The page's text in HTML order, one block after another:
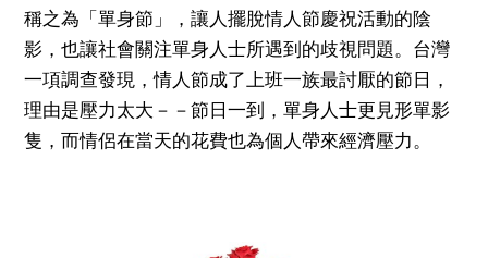
稱之為「單身節」，讓人擺脫情人節慶祝活動的陰
影，也讓社會關注單身人士所遇到的歧視問題。台灣
一項調查發現，情人節成了上班一族最討厭的節日，
理由是壓力太大－－節日一到，單身人士更見形單影
隻，而情侶在當天的花費也為個人帶來經濟壓力。